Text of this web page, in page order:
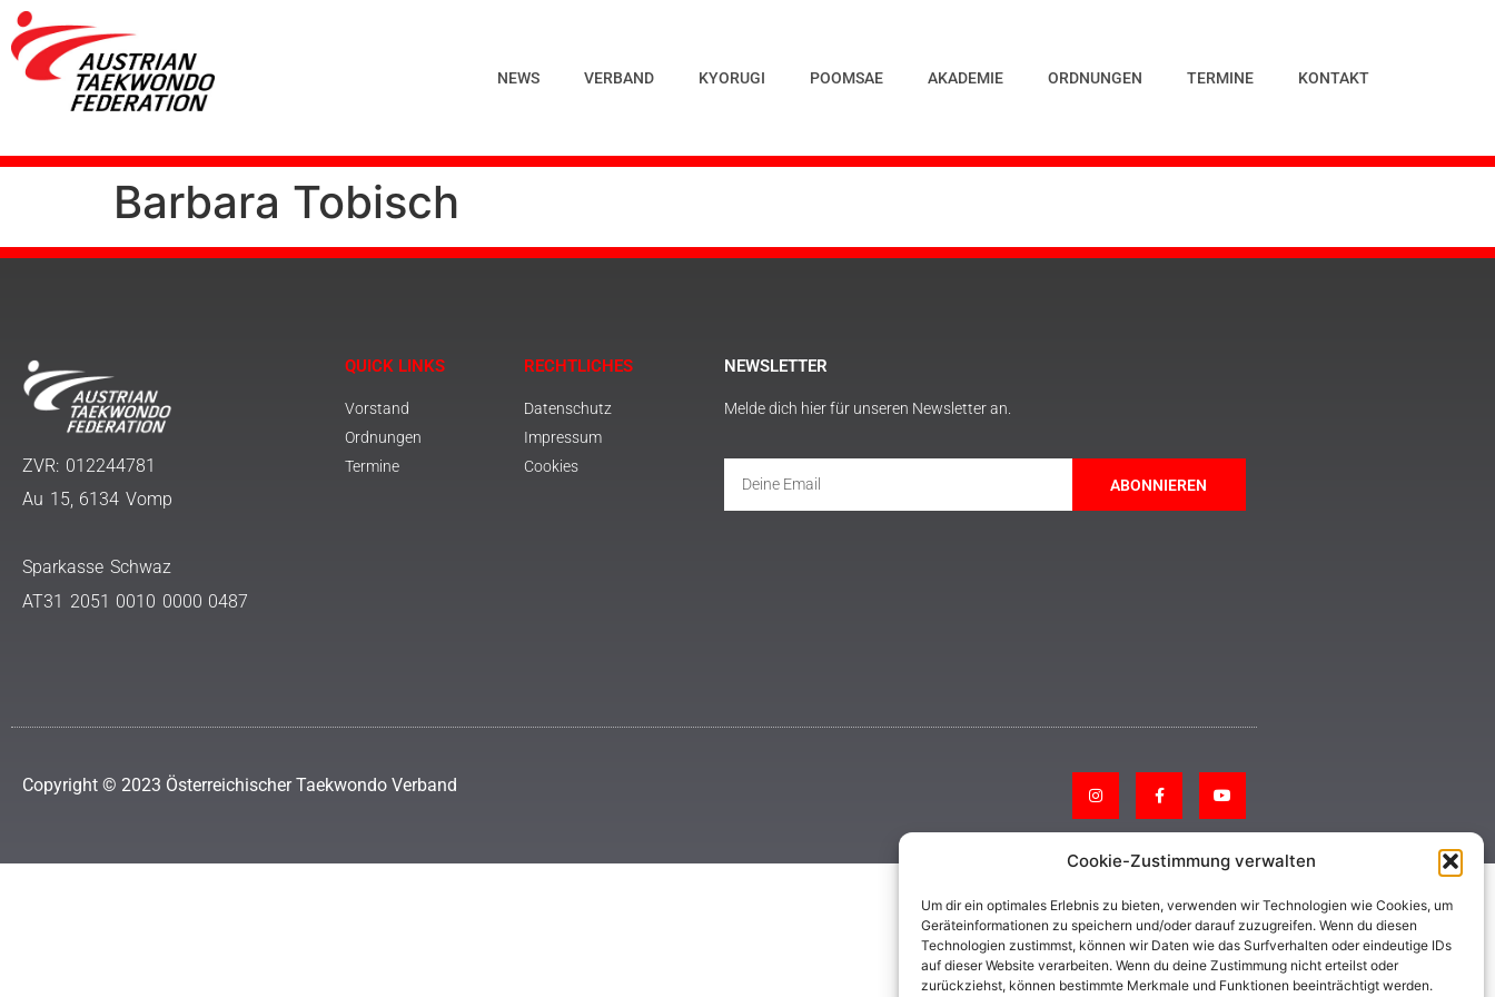
Cookie-Zustimmung verwalten
Um dir ein optimales Erlebnis zu bieten, verwenden wir Technologien wie Cookies, um
Geräteinformationen zu speichern und/oder darauf zuzugreifen. Wenn du diesen
Technologien zustimmst, können wir Daten wie das Surfverhalten oder eindeutige IDs
auf dieser Website verarbeiten. Wenn du deine Zustimmung nicht erteilst oder
zurückziehst, können bestimmte Merkmale und Funktionen beeinträchtigt werden.
NEWS VERBAND KYORUGI POOMSAE AKADEMIE ORDNUNGEN TERMINE KONTAKT
Barbara Tobisch
ZVR: 012244781
Au 15, 6134 Vomp
Sparkasse Schwaz
AT31 2051 0010 0000 0487
QUICK LINKS
Vorstand
Ordnungen
Termine
RECHTLICHES
Datenschutz
Impressum
Cookies
NEWSLETTER
Melde dich hier für unseren Newsletter an.
ABONNIEREN
Copyright © 2023 Österreichischer Taekwondo Verband